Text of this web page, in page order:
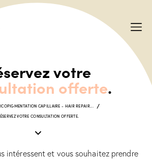
votre
offerte.
CAPILLAIRE - HAIR REPAIR...
VOTRE CONSULTATION OFFERTE.
intéressent et vous souhaitez prendre